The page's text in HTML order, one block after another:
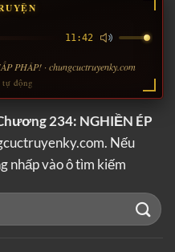
11:42
PHÁP! · chungcuctruyenky.com
động
234: NGHIỀN ÉP
Nếu
nhấp vào ô tìm kiếm